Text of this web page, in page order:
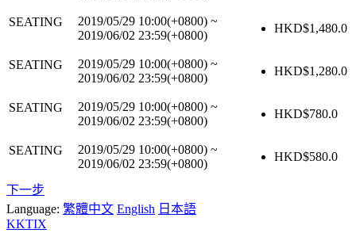
SEATING 2019/05/29 10:00(+0800) ~
2019/06/02 23:59(+0800)
HKD$1,480.0
SEATING 2019/05/29 10:00(+0800) ~
2019/06/02 23:59(+0800)
HKD$1,280.0
SEATING 2019/05/29 10:00(+0800) ~
2019/06/02 23:59(+0800)
HKD$780.0
SEATING 2019/05/29 10:00(+0800) ~
2019/06/02 23:59(+0800)
HKD$580.0
下一步
Language: 繁體中文 English 日本語
KKTIX